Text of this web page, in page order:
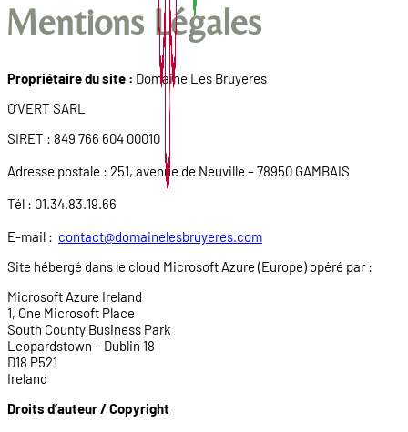
Mentions Légales
Propriétaire du site : Domaine Les Bruyeres
O’VERT SARL
SIRET : 849 766 604 00010
Adresse postale : 251, avenue de Neuville – 78950 GAMBAIS
Tél : 01.34.83.19.66
E-mail : contact@domainelesbruyeres.com
Site hébergé dans le cloud Microsoft Azure (Europe) opéré par :
Microsoft Azure Ireland
1, One Microsoft Place
South County Business Park
Leopardstown – Dublin 18
D18 P521
Ireland
Droits d’auteur / Copyright